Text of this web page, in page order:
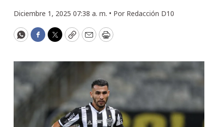
Diciembre 1, 2025 07:38 a. m. • Por Redacción D10
WhatsApp
Facebook
Twitter
CopyEmailPrint